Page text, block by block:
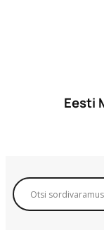
Eesti